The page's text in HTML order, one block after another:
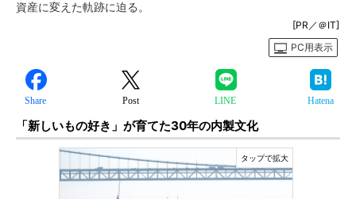
資産に変えた軌跡に迫る。
[PR／＠IT]
PC用表示
Share Post LINE Hatena
「新しいもの好き」が育てた30年の内製文化